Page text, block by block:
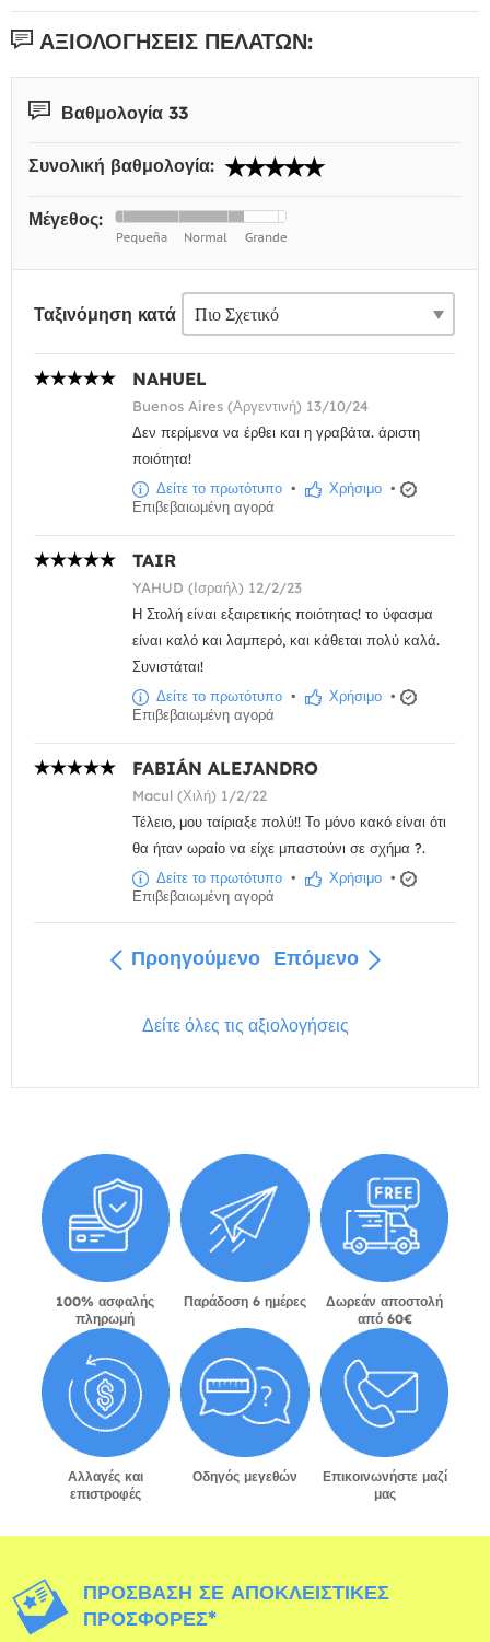
ΑΞΙΟΛΟΓΉΣΕΙΣ ΠΕΛΑΤΏΝ:
Βαθμολογία 33
Συνολική βαθμολογία:
Μέγεθος:
Ταξινόμηση κατά
NAHUEL
Buenos Aires (Αργεντινή) 13/10/24
Δεν περίμενα να έρθει και η γραβάτα. άριστη
ποιότητα!
Δείτε το πρωτότυπο • Χρήσιμο •
Επιβεβαιωμένη αγορά
TAIR
YAHUD (Ισραήλ) 12/2/23
Η Στολή είναι εξαιρετικής ποιότητας! το ύφασμα
είναι καλό και λαμπερό, και κάθεται πολύ καλά.
Συνιστάται!
Δείτε το πρωτότυπο • Χρήσιμο •
Επιβεβαιωμένη αγορά
FABIÁN ALEJANDRO
Macul (Χιλή) 1/2/22
Τέλειο, μου ταίριαξε πολύ!! Το μόνο κακό είναι ότι
θα ήταν ωραίο να είχε μπαστούνι σε σχήμα ?.
Δείτε το πρωτότυπο • Χρήσιμο •
Επιβεβαιωμένη αγορά
Προηγούμενο Επόμενο
Δείτε όλες τις αξιολογήσεις
100% ασφαλής
πληρωμή
Παράδοση 6 ημέρες
Δωρεάν αποστολή
από 60€
Αλλαγές και
επιστροφές
Οδηγός μεγεθών
Επικοινωνήστε μαζί
μας
ΠΡΌΣΒΑΣΗ ΣΕ ΑΠΟΚΛΕΙΣΤΙΚΈΣ
ΠΡΟΣΦΟΡΈΣ*